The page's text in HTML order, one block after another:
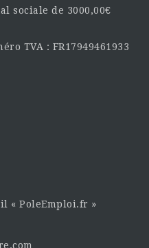
sociale de 3000,00€
TVA : FR17949461933
« PoleEmploi.fr »